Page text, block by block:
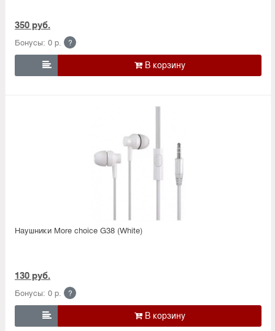
350 руб.
Бонусы: 0 р. ?

Наушники More choice G38 (White)
130 руб.
Бонусы: 0 р. ?
